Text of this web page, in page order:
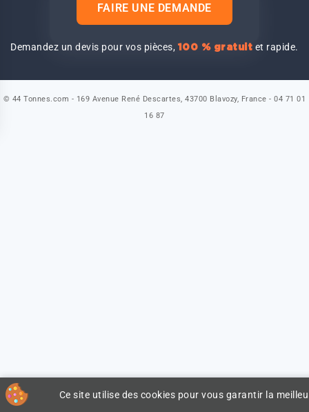
FAIRE UNE DEMANDE
Demandez un devis pour vos pièces,100 % gratuit et rapide.
Ce site utilise des cookies pour vous garantir la
© 44 Tonnes.com - 169 Avenue René Descartes, 43700 Blavozy, France - 04 71 01
16 87